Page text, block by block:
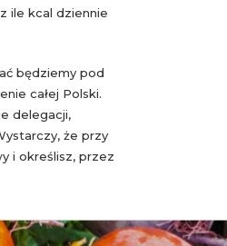
ile kcal dziennie
będziemy pod
całej Polski.
delegacji,
że przy
i określisz, przez